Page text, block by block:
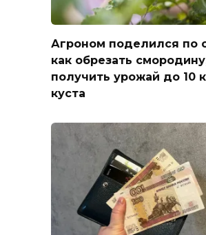
Агроном поделился по
как обрезать
получить урожай до 10
куста